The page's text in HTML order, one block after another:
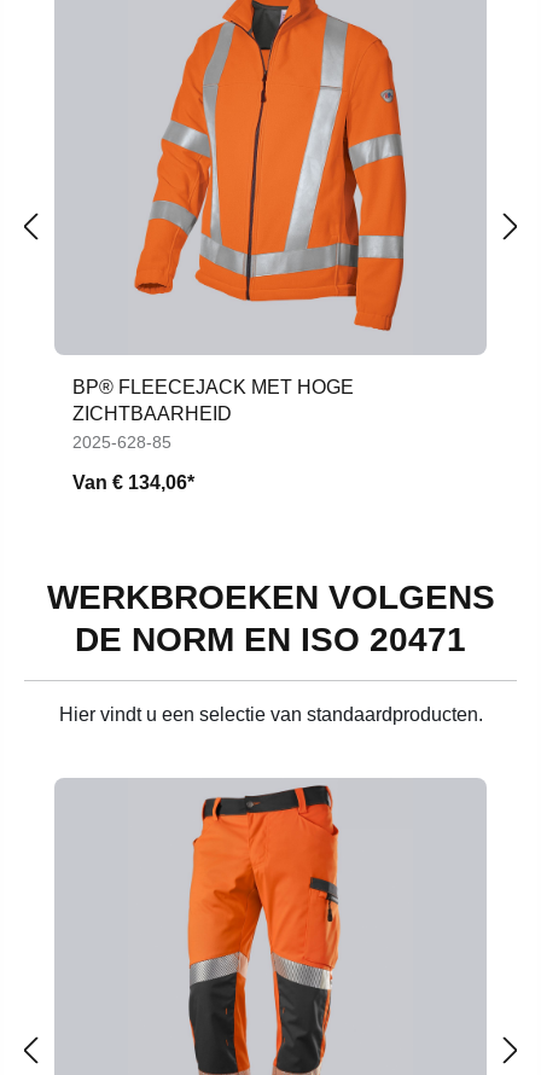
BP® FLEECEJACK MET HOGE
ZICHTBAARHEID
2025-628-85
Van € 134,06*
WERKBROEKEN VOLGENS
DE NORM EN ISO 20471
Hier vindt u een selectie van standaardproducten.
Productgalerij overslaan